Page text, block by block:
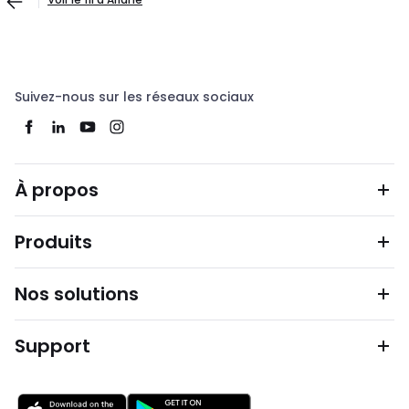
Suivez-nous sur les réseaux sociaux
À propos
Produits
Nos solutions
Support